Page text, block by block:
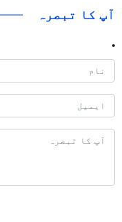
آپ کا تبصرہ